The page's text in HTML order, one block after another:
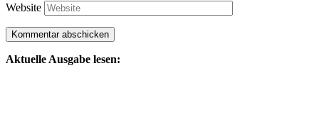
Website
Aktuelle Ausgabe lesen: